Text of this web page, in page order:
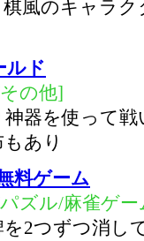
棋風のキャラ
ルド
の他]
器を使って
あり
料ゲーム
ズル/麻雀ゲー
を2つずつ消し